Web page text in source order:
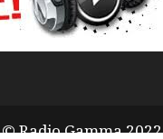
© Radio Gamma 2022